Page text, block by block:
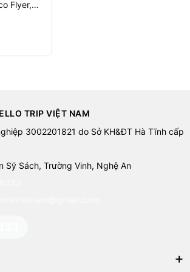
dụng
bị chế độ tự động ngắt khi quá nhiệt, đảm
cho người dùng. Bảng điều khiển cảm ứng
Flyer,
TRIP VIỆT NAM
3002201821 do Sở KH&ĐT Hà Tĩnh cấp
Sỹ Sách, Trường Vinh, Nghệ An